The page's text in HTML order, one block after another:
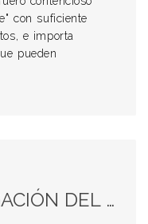
con suficiente
e importa
pueden
mutual. LOCACIÓN DE SERVICIOS. INEXISTENCIA RELACIÓN LABORAL.